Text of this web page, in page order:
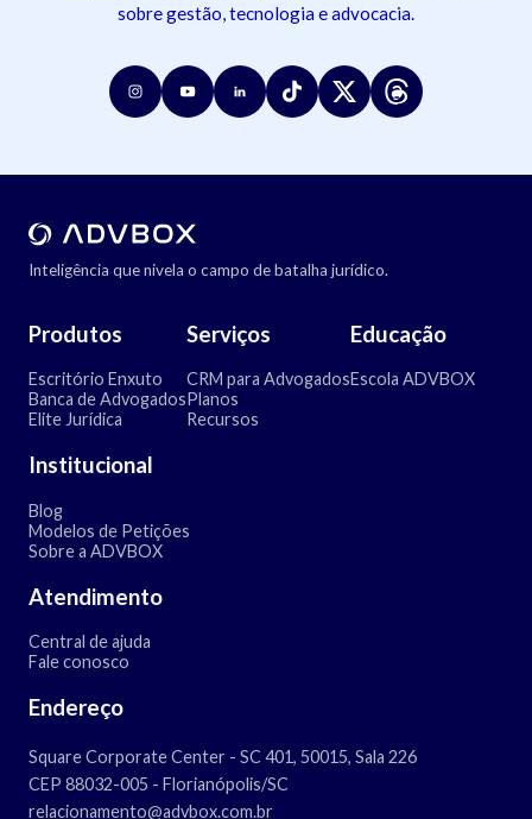
sobre gestão, tecnologia e advocacia.
Inteligência que nivela o campo de batalha jurídico.
Produtos
Escritório Enxuto
Banca de Advogados
Elite Jurídica
Serviços
CRM para Advogados
Planos
Recursos
Educação
Escola ADVBOX
Institucional
Blog
Modelos de Petições
Sobre a ADVBOX
Atendimento
Central de ajuda
Fale conosco
Endereço
Square Corporate Center - SC 401, 50015, Sala 226
CEP 88032-005 - Florianópolis/SC
relacionamento@advbox.com.br